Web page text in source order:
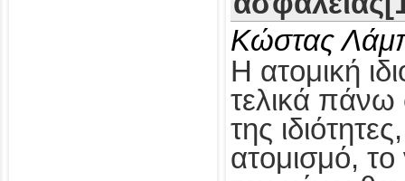
Κώστας
Η ατομική
τελικά πάνω
της
ατομισμό,